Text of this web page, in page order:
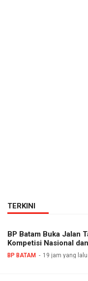
TERKINI
BP Batam Buka Jalan
Kompetisi Nasional
BP BATAM 19 jam yang lalu